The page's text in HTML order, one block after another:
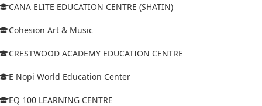
CANA ELITE EDUCATION CENTRE (SHATIN)
Cohesion Art & Music
CRESTWOOD ACADEMY EDUCATION CENTRE
E Nopi World Education Center
EQ 100 LEARNING CENTRE